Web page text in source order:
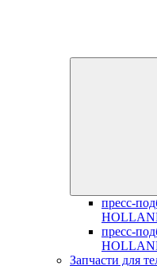
пресс-
пресс-
Запчасти для